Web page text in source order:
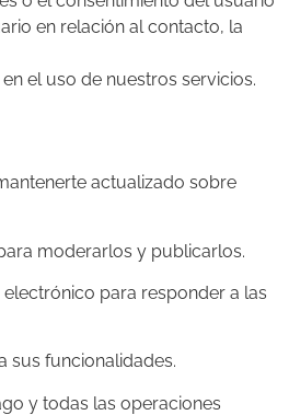
en relación al contacto, la
el uso de nuestros servicios.
actualizado sobre
moderarlos y publicarlos.
para responder a las
sus funcionalidades.
y todas las operaciones